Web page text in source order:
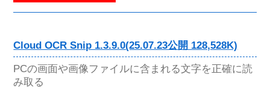
Cloud OCR Snip 1.3.9.0(25.07.23公開 128,528K)
PCの画面や画像ファイルに含まれる文字を正確に読
み取る